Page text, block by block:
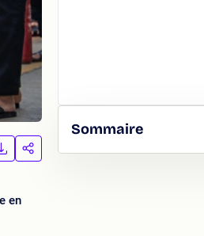
LA
TÉLÉCHARGER
LA
PARTAGER
en
Sommaire